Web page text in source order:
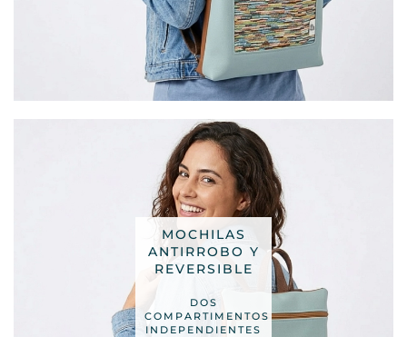
MOCHILAS
ANTIRROBO Y
REVERSIBLE
DOS
COMPARTIMENTOS
INDEPENDIENTES